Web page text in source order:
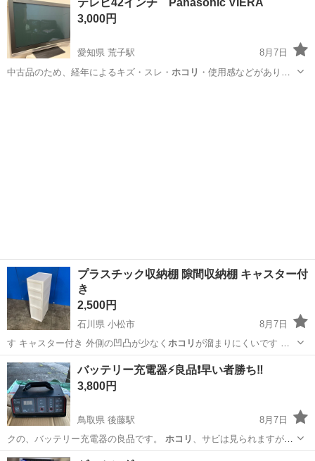
をつくるための装置を組み立てる仕事です。 タブレットや図面を確認
しながら、ドライバ...
テレビ42インチ Panasonic VIERA
3,000円
愛知県 荒子駅
8月7日
中古品のため、経年によるキズ・スレ・ ホコリ ・使用感などがありま
プラスチック収納棚 隙間収納棚 キャスター付
き
2,500円
石川県 小松市
8月7日
す キャスター付き 外側の凹凸が少なく ホコリ が溜まりにくいです サ
イズ：幅26c…
石川 小松市 収納家具
バッテリー充電器⚡️良品❗️早い者勝ち‼️
3,800円
鳥取県 後藤駅
8月7日
クの、バッテリー充電器の良品です。 ホコリ 、サビは見られますが、
倉庫整理で出てき…
鳥取 米子市